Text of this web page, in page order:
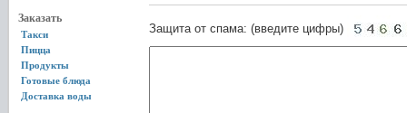
Заказать
Такси
Пицца
Продукты
Готовые блюда
Доставка воды
Защита от спама: (введите цифры)